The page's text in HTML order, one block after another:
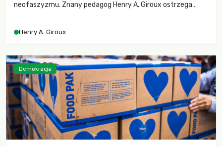
neofaszyzmu. Znany pedagog Henry A. Giroux ostrzega
wychowają świadomych obywateli?
Henry A. Giroux
Demokracja